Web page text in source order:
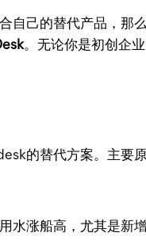
己的替代产品，
。无论你是初创企
的替代方案。主要
水涨船高，尤其是